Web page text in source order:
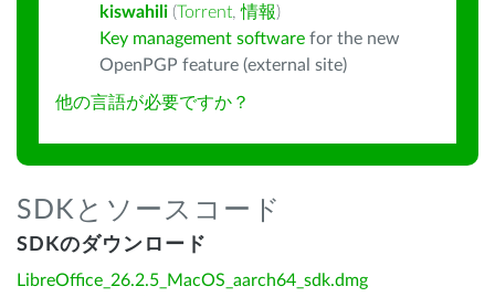
kiswahili (Torrent,情報)
Key management software for the new
OpenPGP feature (external site)
他の言語が必要ですか？
SDKとソースコード
SDKのダウンロード
LibreOffice_26.2.5_MacOS_aarch64_sdk.dmg